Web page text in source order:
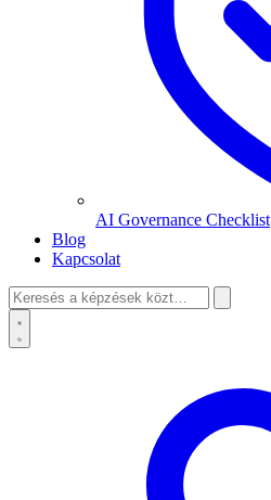
AI Governance Checklist
Blog
Kapcsolat